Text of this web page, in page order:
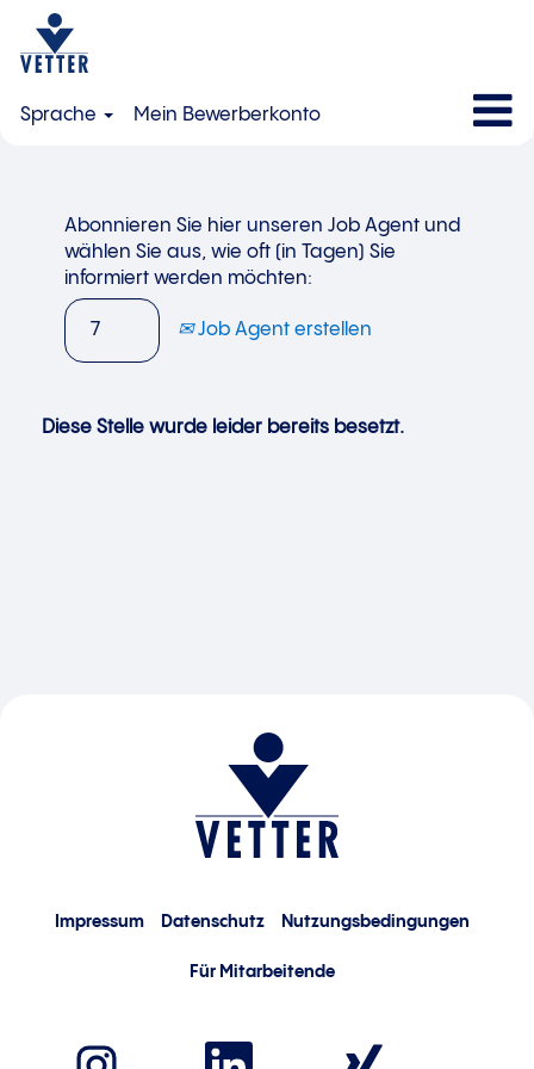
Sprache Mein Bewerberkonto
Abonnieren Sie hier unseren Job Agent und
wählen Sie aus, wie oft (in Tagen) Sie
informiert werden möchten:
Job Agent erstellen
Diese Stelle wurde leider bereits besetzt.
Impressum Datenschutz Nutzungsbedingungen
Für Mitarbeitende
W
W